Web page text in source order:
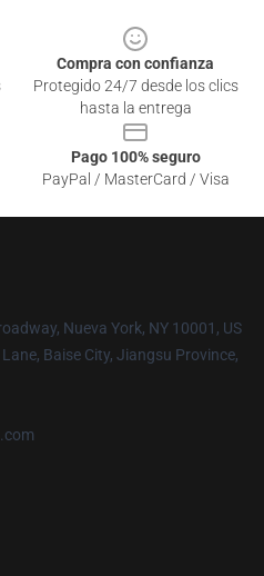
Compra con confianza
Protegido 24/7 desde los clics
hasta la entrega
Pago 100% seguro
PayPal / MasterCard / Visa
Nueva York, NY 10001, US
Baise City, Jiangsu Province,